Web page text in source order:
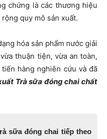
chứng là các thương hiệu
quy mô sản xuất.
hóa sản phẩm nước giải
thuận tiện, vừa an toàn,
hàng nghiên cứu và đã
Trà sữa đóng chai chất
sữa đóng chai tiếp theo